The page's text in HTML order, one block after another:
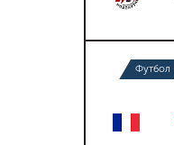
Футбол